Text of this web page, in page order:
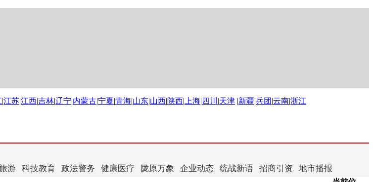
|江苏|江西|吉林|辽宁|内蒙古|宁夏|青海|山东|山西|陕西| 上海| 四川 |天津 |新疆|兵团 |云南|浙江
游 科技教育 政法警务 健康医疗 陇原万象 企业动态 统战新语 招商引资 地市播报